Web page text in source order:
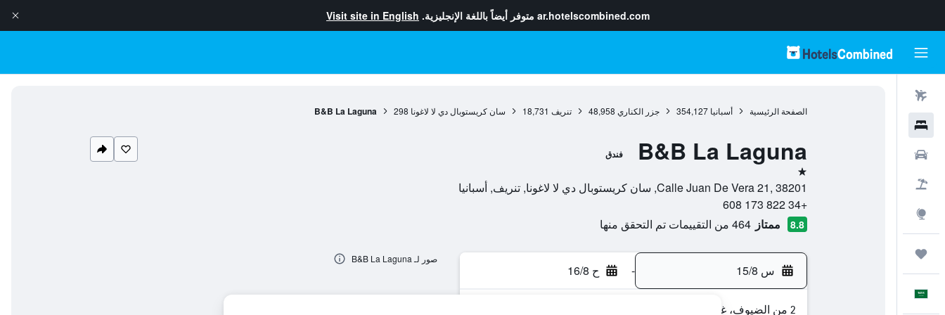
ar.hotelscombined.com متوفر أيضاً باللغة الإنجليزية. Visit site in English
الصفحة الرئيسية أسبانيا 354,127 جزر الكناري 48,958 تنريف 18,731 سان كريستوبال دي لا لاغونا 298
B&B La Laguna
B&B La Laguna فندق
نجمة واحدة
Calle Juan De Vera 21, 38201, سان كريستوبال دي لا لاغونا, تنريف, أسبانيا
+34 822 173 608
8.8 ممتاز 464 من التقييمات تم التحقق منها
س 15/8 - ح 16/8
2 من الضيوف، غرفة واحدة
صور لـ B&B La Laguna